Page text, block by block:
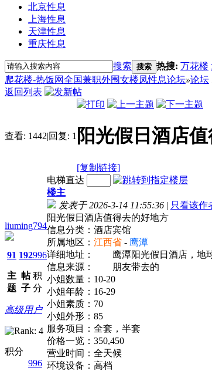
北京性息
上海性息
天津性息
重庆性息
搜索 搜索 热搜: 万花楼
爬花楼-热饭网全国兼职外围女楼凤性息论坛»论坛
返回列表
查看: 1442|回复: 1 阳光假日酒店
[复制链接]
liuming794
91
主
题
192
帖
子
996
积
分
高级用户
积分
996
电梯直达
楼主
发表于 2026-3-14 11:55:36 | 只看该作
阳光假日酒店值得去的好地方
信息分类：酒店宾馆
所属地区： 江西省 - 鹰潭
详细地址： 鹰潭阳光假日酒店，地
信息来源：
朋友带去的
小姐数量：10-20
小姐年龄：16-29
小姐素质：70
小姐外形：85
服务项目：全套，半套
价格一览：350,450
营业时间：全天候
环境设备：高档